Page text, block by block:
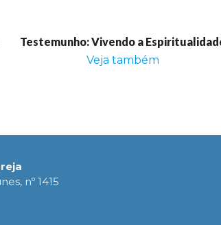
Testemunho: Vivendo a
Veja também
nº 1415